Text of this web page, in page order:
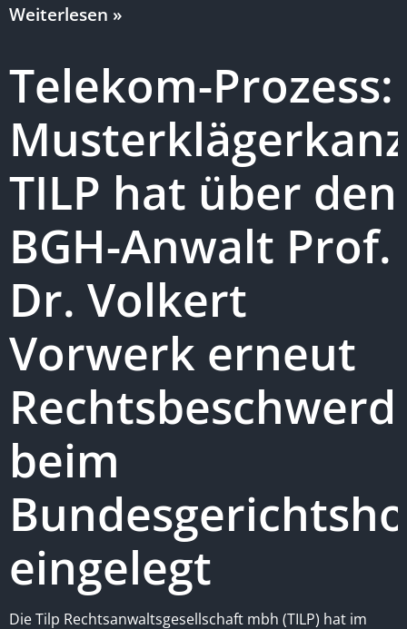
Weiterlesen »
Telekom-Prozess:
TILP hat über den
BGH-Anwalt Prof.
Dr. Volkert
Vorwerk erneut
beim
eingelegt
Die Tilp Rechtsanwaltsgesellschaft mbh (TILP) hat im